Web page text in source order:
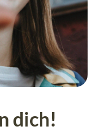
dich!